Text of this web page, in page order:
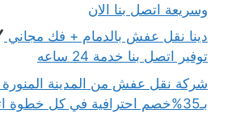
وسريعة اتصل بنا الان
دينا نقل عفش بالدمام + فك مجاني
توفير اتصل بنا خدمة 24 ساعه
شركة نقل عفش من المدينة المنورة
بـ35%خصم احترافية في كل خطوة اتصل بنا الان